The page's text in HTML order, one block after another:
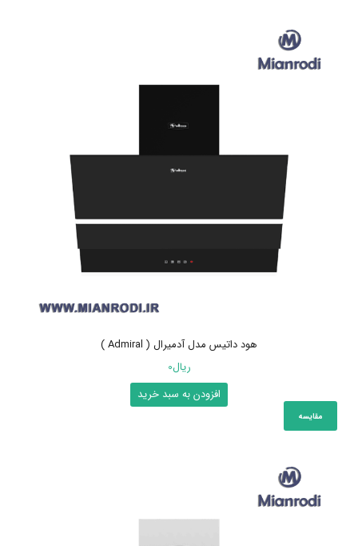
هود داتیس مدل آدمیرال ( Admiral )
ریال0
افزودن به سبد خرید
مقایسه